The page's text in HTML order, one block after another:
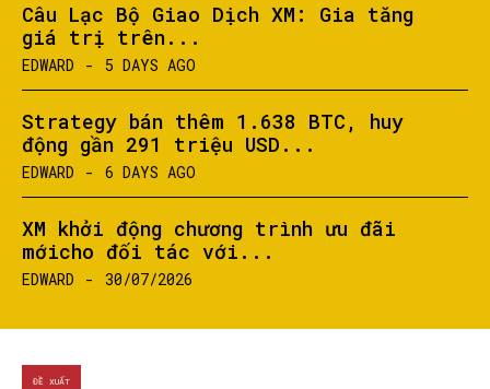
Câu Lạc Bộ Giao Dịch XM: Gia tăng
giá trị trên...
EDWARD - 5 DAYS AGO
Strategy bán thêm 1.638 BTC, huy
động gần 291 triệu USD...
EDWARD - 6 DAYS AGO
XM khởi động chương trình ưu đãi
mớicho đối tác với...
EDWARD - 30/07/2026
ĐỀ XUẤT